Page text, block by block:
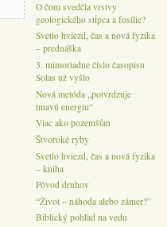
O čom svedčia vrstvy
geologického stĺpca a fosílie?
Svetlo hviezd, čas a nová fyzika
– prednáška
3. mimoriadne číslo časopisu
Solas už vyšlo
Nová metóda „potvrdzuje
tmavú energiu“
Viac ako pozemšťan
Štvoroké ryby
Svetlo hviezd, čas a nová fyzika
– kniha
Pôvod druhov
“Život – náhoda alebo zámer?”
Biblický pohľad na vedu